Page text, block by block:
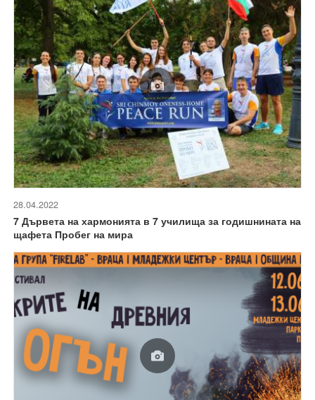
28.04.2022
7 Дървета на хармонията в 7 училища за годишнината на
щафета Пробег на мира